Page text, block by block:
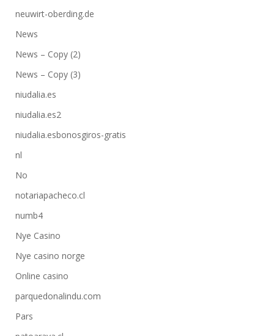
neuwirt-oberding.de
News
News – Copy (2)
News – Copy (3)
niudalia.es
niudalia.es2
niudalia.esbonosgiros-gratis
nl
No
notariapacheco.cl
numb4
Nye Casino
Nye casino norge
Online casino
parquedonalindu.com
Pars